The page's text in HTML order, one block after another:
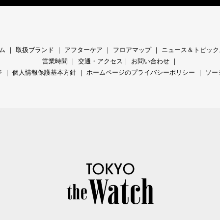
｜ 取扱ブランド ｜ アフターケア ｜ フロアマップ｜ ニュース＆トピッ
営業時間
｜ 交通・アクセス ｜ お問い合わせ ｜
｜ 個人情報保護基本方針 ｜ ホームページのプライバシーポリシー ｜ ソ